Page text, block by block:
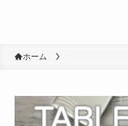
ホーム